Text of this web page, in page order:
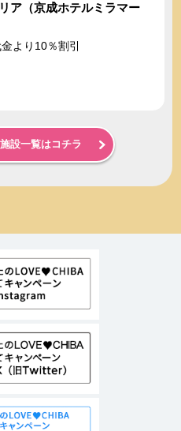
ア（京成ホテルミラマー
より10％割引
設一覧はコチラ